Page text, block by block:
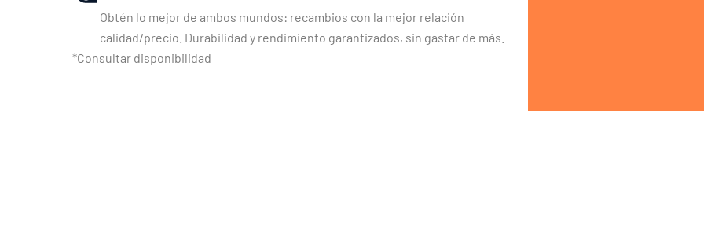
Obtén lo mejor de ambos mundos: recambios con la mejor relación
calidad/precio. Durabilidad y rendimiento garantizados, sin gastar de más.
*Consultar disponibilidad